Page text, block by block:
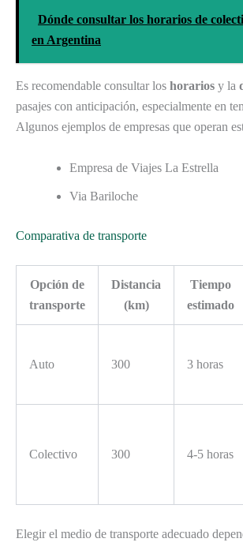
Dónde consultar los horarios de
en Argentina
Es recomendable consultar los horarios y la
pasajes con anticipación, especialmente en
Algunos ejemplos de empresas que operan
Empresa de Viajes La Estrella
Via Bariloche
Comparativa de transporte
Opción de
transporte
Distancia
(km)
Tiempo
estimado
Auto 300 3 horas
Colectivo 300 4-5 horas
Elegir el medio de transporte adecuado